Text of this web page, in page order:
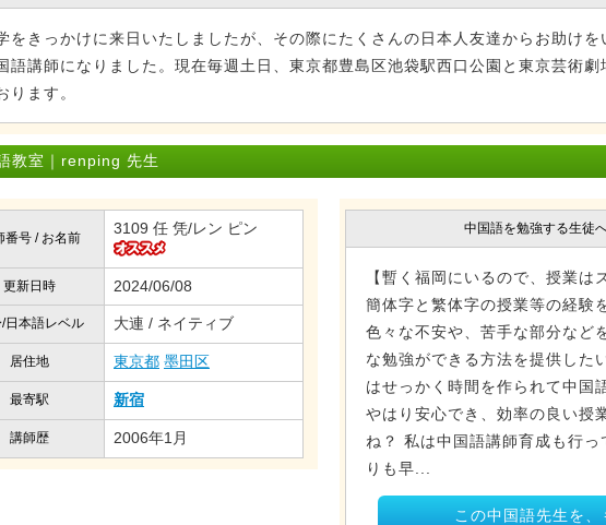
をきっかけに来日いたしましたが、その際にたくさんの日本人友達からお助けを
語講師になりました。現在毎週土日、東京都豊島区池袋駅西口公園と東京芸術劇
ります。
教室｜renping 先生
番号 / お名前
3109 任 凭/レン ピン
更新日時 2024/06/08
日本語レベル 大連 / ネイティブ
居住地 東京都 墨田区
最寄駅 新宿
講師歴 2006年1月
中国語を勉強する生徒
【暫く福岡にいるので、授業は
簡体字と繁体字の授業等の経験
色々な不安や、苦手な部分など
な勉強ができる方法を提供した
はせっかく時間を作られて中国
やはり安心でき、効率の良い授
ね？ 私は中国語講師育成も行っ
りも早...
この中国語先生を、